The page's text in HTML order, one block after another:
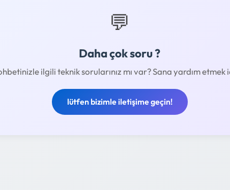
💬
Daha çok soru ?
ilgili teknik sorularınız mı var? Sana yardım etmek
lütfen bizimle iletişime geçin!